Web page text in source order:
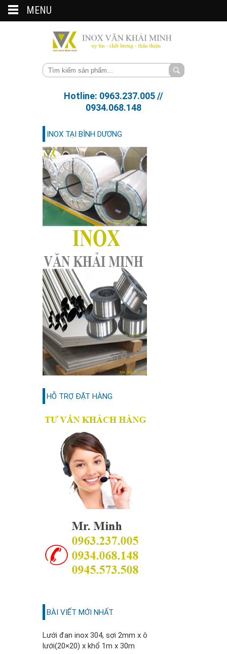
Hotline: 0963.237.005 //
0934.068.148
INOX TẠI BÌNH DƯƠNG
HỖ TRỢ ĐẶT HÀNG
BÀI VIẾT MỚI NHẤT
Lưới đan inox 304, sợi 2mm x ô
lưới(20×20) x khổ 1m x 30m
MENU